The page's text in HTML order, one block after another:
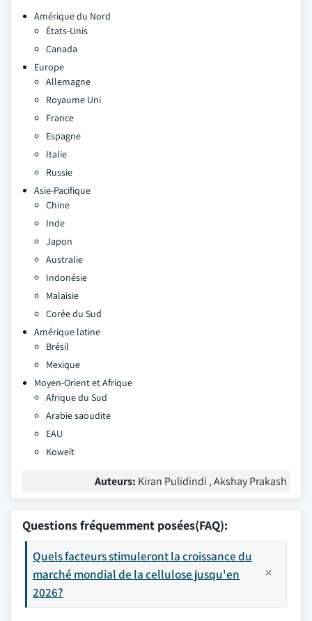
Amérique du Nord
États-Unis
Canada
Europe
Allemagne
Royaume Uni
France
Espagne
Italie
Russie
Asie-Pacifique
Chine
Inde
Japon
Australie
Indonésie
Malaisie
Corée du Sud
Amérique latine
Brésil
Mexique
Moyen-Orient et Afrique
Afrique du Sud
Arabie saoudite
EAU
Koweït
Auteurs: Kiran Pulidindi , Akshay Prakash
Questions fréquemment posées(FAQ):
Quels facteurs stimuleront la croissance du
marché mondial de la cellulose jusqu'en
2026?